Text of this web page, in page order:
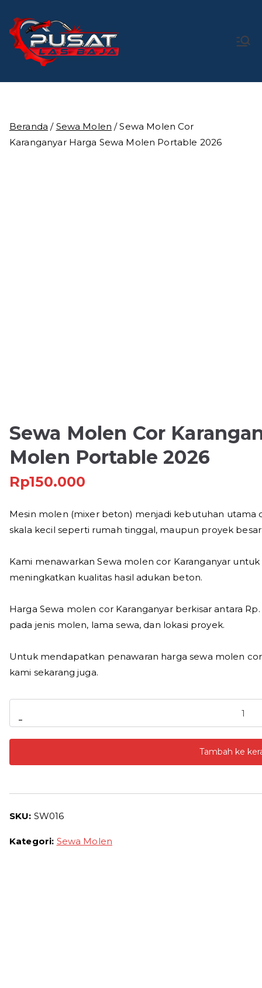
konten
Baja
Pusat Bengkel Las Profesional di Indonesia
Beranda / Sewa Molen / Sewa Molen Cor
Karanganyar Harga Sewa Molen Portable 2026
Sewa Molen Cor
Molen Portable 2026
Rp150.000
Mesin molen (mixer beton) menjadi kebutuhan
skala kecil seperti rumah tinggal, maupun proyek
Kami menawarkan Sewa molen cor Karanganyar
meningkatkan kualitas hasil adukan beton.
Harga Sewa molen cor Karanganyar berkisar antara
pada jenis molen, lama sewa, dan lokasi proyek.
Untuk mendapatkan penawaran harga sewa molen
kami sekarang juga.
-
Sewa
Molen
Molen
Tambah ke
SKU: SW016
Kategori: Sewa Molen